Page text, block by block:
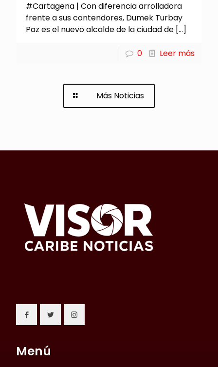
#Cartagena | Con diferencia arrolladora
frente a sus contendores, Dumek Turbay
Paz es el nuevo alcalde de la ciudad de […]
0 Leer más
Más Noticias
Menú